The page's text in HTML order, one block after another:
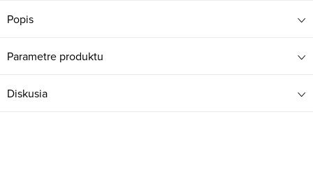
Popis
Parametre produktu
Diskusia